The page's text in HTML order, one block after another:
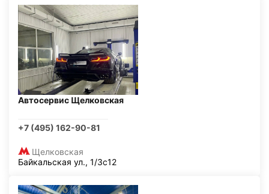
Автосервис Щелковская
+7 (495) 162-90-81
Щелковская
Байкальская ул., 1/3с12